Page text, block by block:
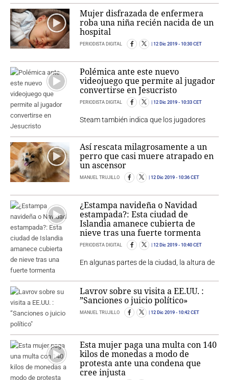
Mujer disfrazada de enfermera
roba una niña recién nacida de un
hospital
PERIODISTA DIGITAL 12 Dic 2019 - 10:30 CET
Polémica ante este nuevo
videojuego que permite al jugador
convertirse en Jesucristo
PERIODISTA DIGITAL 12 Dic 2019 - 10:33 CET
Steam también indica que los jugadores
Así rescata milagrosamente a un
perro que casi muere atrapado en
un ascensor
MANUEL TRUJILLO 12 Dic 2019 - 10:36 CET
¿Estampa navideña o Navidad
estampada?: Esta ciudad de
Islandia amanece cubierta de
nieve tras una fuerte tormenta
PERIODISTA DIGITAL 12 Dic 2019 - 10:40 CET
En algunas partes de la ciudad, la altura de
Lavrov sobre su visita a EE.UU. :
”Sanciones o juicio político»
MANUEL TRUJILLO 12 Dic 2019 - 10:42 CET
Esta mujer paga una multa con 140
kilos de monedas a modo de
protesta ante una condena que
cree injusta